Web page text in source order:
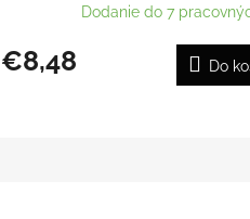
Dodanie do 7
€8,48 Do